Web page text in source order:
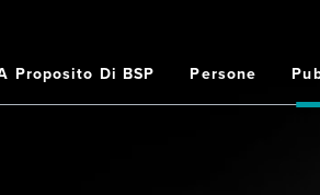
Proposito Di BSP Persone